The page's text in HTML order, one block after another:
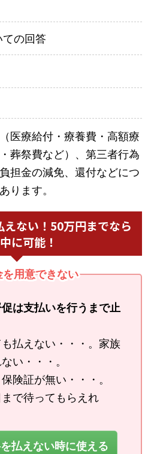
ての回答
医療給付・療養費・高額療
葬祭費など）、第三者行為
担金の減免、還付などにつ
ります。
ない！50万円までなら
に可能！
用意できない
は支払いを行うまで止
払えない・・・。家族
い・・・。
険証が無い・・・。
で待ってもらえれ
払えない時に使える